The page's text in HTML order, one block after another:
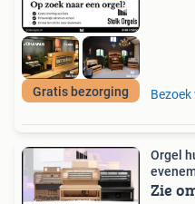
Gratis bezorging
Orgel
Zie